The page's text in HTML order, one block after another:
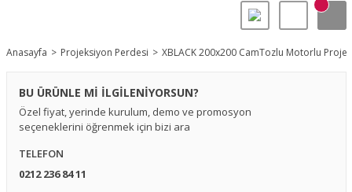
Anasayfa Projeksiyon Perdesi XBLACK 200x200 CamTozlu Motorlu
BU ÜRÜNLE Mİ İLGİLENİYORSUN?
Özel fiyat, yerinde kurulum, demo ve promosyon
seçeneklerini öğrenmek için bizi ara
TELEFON
0212 236 84 11